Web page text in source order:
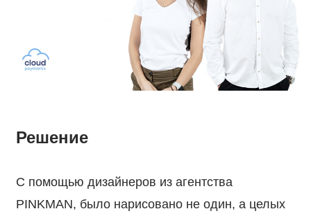
Решение
С помощью дизайнеров из агентства
PINKMAN, было нарисовано не один, а целых